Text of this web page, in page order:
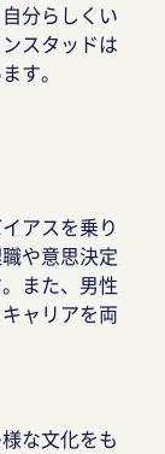
分らしくい
スタッドは
す。
アスを乗り
や意思決定
また、男性
ャリアを両
な文化をも